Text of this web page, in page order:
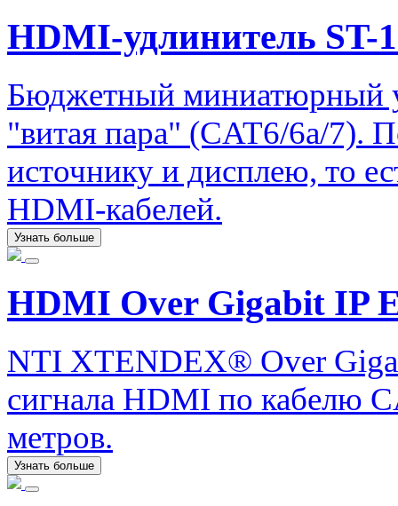
HDMI-удлинитель
Бюджетный миниатюрный
"витая пара" (CAT6/6a/7).
источнику и дисплею, то
HDMI-кабелей.
Узнать больше
HDMI Over Gigabit IP
NTI XTENDEX® Over
сигнала HDMI по кабелю
метров.
Узнать больше